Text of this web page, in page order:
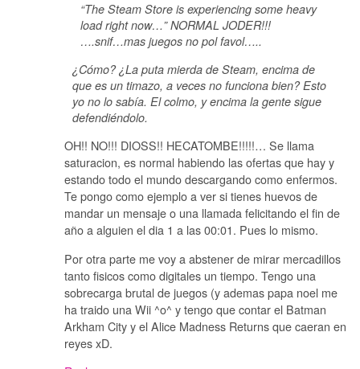
“The Steam Store is experiencing some heavy
load right now…” NORMAL JODER!!!
….snif…mas juegos no pol favol…..
¿Cómo? ¿La puta mierda de Steam, encima de
que es un timazo, a veces no funciona bien? Esto
yo no lo sabía. El colmo, y encima la gente sigue
defendiéndolo.
OH!! NO!!! DIOSS!! HECATOMBE!!!!!… Se llama
saturacion, es normal habiendo las ofertas que hay y
estando todo el mundo descargando como enfermos.
Te pongo como ejemplo a ver si tienes huevos de
mandar un mensaje o una llamada felicitando el fin de
año a alguien el dia 1 a las 00:01. Pues lo mismo.
Por otra parte me voy a abstener de mirar mercadillos
tanto fisicos como digitales un tiempo. Tengo una
sobrecarga brutal de juegos (y ademas papa noel me
ha traido una Wii ^o^ y tengo que contar el Batman
Arkham City y el Alice Madness Returns que caeran en
reyes xD.